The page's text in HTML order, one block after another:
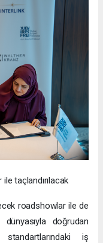
taçlandırılacak
roadshowlar ile de
doğrudan
iş